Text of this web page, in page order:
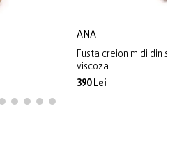
ANA
Fusta creion midi din
viscoza
390 Lei